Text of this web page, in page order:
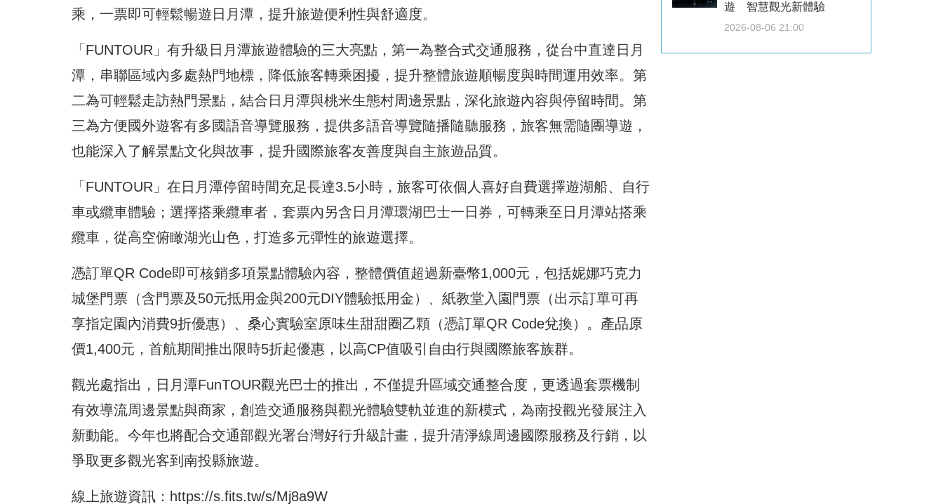
乘，一票即可輕鬆暢遊日月潭，提升旅遊便利性與舒適度。
「FUNTOUR」有升級日月潭旅遊體驗的三大亮點，第一為整合式交通服務，從台中直達日月
潭，串聯區域內多處熱門地標，降低旅客轉乘困擾，提升整體旅遊順暢度與時間運用效率。第
二為可輕鬆走訪熱門景點，結合日月潭與桃米生態村周邊景點，深化旅遊內容與停留時間。第
三為方便國外遊客有多國語音導覽服務，提供多語音導覽隨播隨聽服務，旅客無需隨團導遊，
也能深入了解景點文化與故事，提升國際旅客友善度與自主旅遊品質。
「FUNTOUR」在日月潭停留時間充足長達3.5小時，旅客可依個人喜好自費選擇遊湖船、自行
車或纜車體驗；選擇搭乘纜車者，套票內另含日月潭環湖巴士一日券，可轉乘至日月潭站搭乘
纜車，從高空俯瞰湖光山色，打造多元彈性的旅遊選擇。
憑訂單QR Code即可核銷多項景點體驗內容，整體價值超過新臺幣1,000元，包括妮娜巧克力
城堡門票（含門票及50元抵用金與200元DIY體驗抵用金）、紙教堂入園門票（出示訂單可再
享指定園內消費9折優惠）、桑心實驗室原味生甜甜圈乙顆（憑訂單QR Code兌換）。產品原
價1,400元，首航期間推出限時5折起優惠，以高CP值吸引自由行與國際旅客族群。
觀光處指出，日月潭FunTOUR觀光巴士的推出，不僅提升區域交通整合度，更透過套票機制
有效導流周邊景點與商家，創造交通服務與觀光體驗雙軌並進的新模式，為南投觀光發展注入
新動能。今年也將配合交通部觀光署台灣好行升級計畫，提升清淨線周邊國際服務及行銷，以
爭取更多觀光客到南投縣旅遊。
線上旅遊資訊： https://s.fits.tw/s/Mj8a9W
遊 智慧觀光新體驗
2026-08-06 21:00